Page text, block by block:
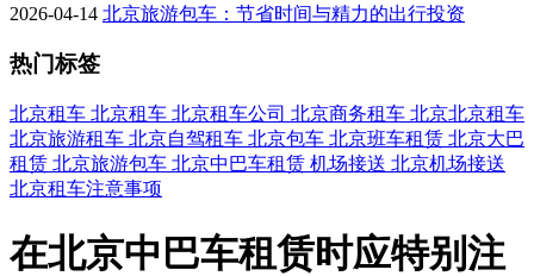
2026-04-14 北京旅游包车：节省时间与精力的出行投资
热门标签
北京租车 北京租车 北京租车公司 北京商务租车 北京北京租车
北京旅游租车 北京自驾租车 北京包车 北京班车租赁 北京大巴
租赁 北京旅游包车 北京中巴车租赁 机场接送 北京机场接送
北京租车注意事项
在北京中巴车租赁时应特别注